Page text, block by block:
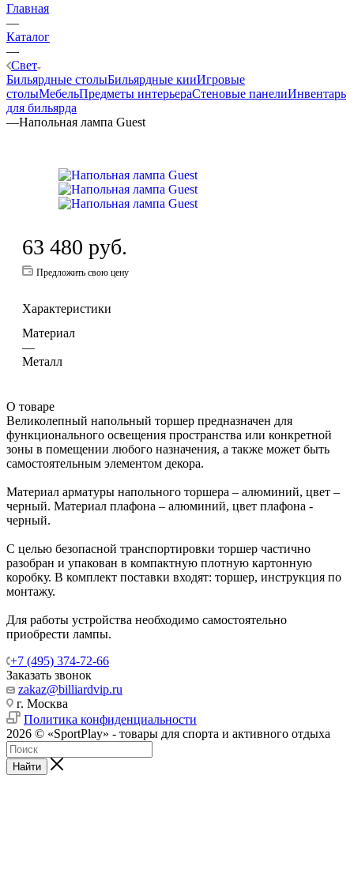
Главная
—
Каталог
—
Свет
Бильярдные столыБильярдные кииИгровые
столыМебельПредметы интерьераСтеновые панелиИнвентарь
для бильярда
—Напольная лампа Guest
63 480 руб.
Предложить свою цену
Характеристики
Материал
—
Металл
О товаре
Великолепный напольный торшер предназначен для
функционального освещения пространства или конкретной
зоны в помещении любого назначения, а также может быть
самостоятельным элементом декора.
Материал арматуры напольного торшера – алюминий, цвет –
черный. Материал плафона – алюминий, цвет плафона -
черный.
С целью безопасной транспортировки торшер частично
разобран и упакован в компактную плотную картонную
коробку. В комплект поставки входят: торшер, инструкция по
монтажу.
Для работы устройства необходимо самостоятельно
приобрести лампы.
+7 (495) 374-72-66
Заказать звонок
zakaz@billiardvip.ru
г. Москва
Политика конфиденциальности
2026 © «SportPlay» - товары для спорта и активного отдыха
Найти